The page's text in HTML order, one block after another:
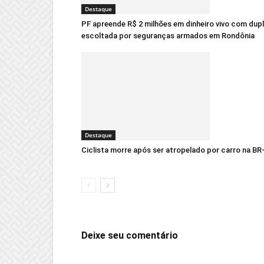
Destaque
PF apreende R$ 2 milhões em dinheiro vivo com
escoltada por seguranças armados em Rondônia
Destaque
Ciclista morre após ser atropelado por carro na
Deixe seu comentário